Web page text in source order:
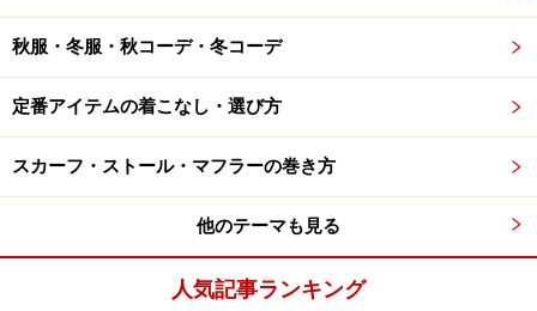
UP！ コーディネートが簡単なうえ、おしゃれ見えでき
るのはうれしいですね。
3. ボーダー×デニムの「定番コーデ」には差
し色を効かせて
秋服・冬服・秋コーデ・冬コーデ
定番アイテムの着こなし・選び方
スカーフ・ストール・マフラーの巻き方
他のテーマも見る
人気記事ランキング